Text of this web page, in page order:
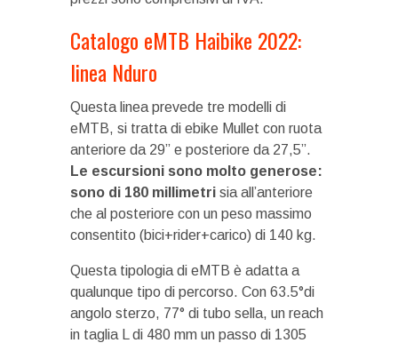
Catalogo eMTB Haibike 2022:
linea Nduro
Questa linea prevede tre modelli di
eMTB, si tratta di ebike Mullet con ruota
anteriore da 29” e posteriore da 27,5”.
Le escursioni sono molto generose:
sono di 180 millimetri sia all’anteriore
che al posteriore con un peso massimo
consentito (bici+rider+carico) di 140 kg.
Questa tipologia di eMTB è adatta a
qualunque tipo di percorso. Con 63.5°di
angolo sterzo, 77° di tubo sella, un reach
in taglia L di 480 mm un passo di 1305